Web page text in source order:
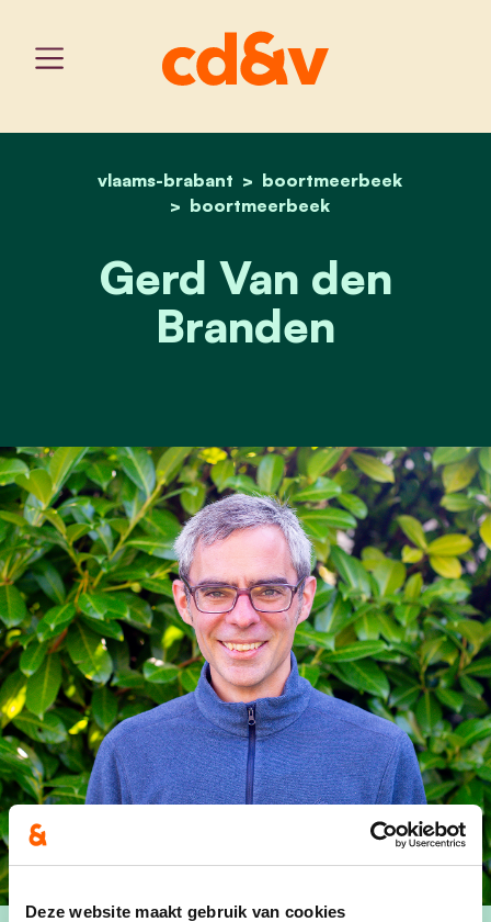
Deze website maakt gebruik van cookies
home
vlaams-brabant
boortmeerbeek
boortmeerbeek
gerd van den branden
Gerd Van den
Branden